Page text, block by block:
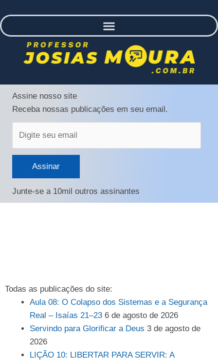
Assine nosso site
Receba nossas publicações em seu email.
Digite
seu
Assinar
Junte-se a 10mil outros assinantes
Todas as publicações do site:
Aula 08: O Colapso dos Sistemas e a Segurança
Real – Isaías 21–23 6 de agosto de 2026
Servindo para Glorificar a Deus 3 de agosto de
2026
LIÇÃO 10: LIBERTAR PARA SERVIR: A